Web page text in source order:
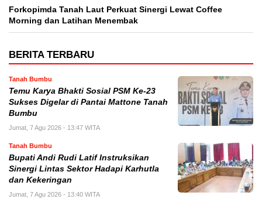
Forkopimda Tanah Laut Perkuat Sinergi Lewat Coffee
Morning dan Latihan Menembak
BERITA TERBARU
Tanah Bumbu
Temu Karya Bhakti Sosial PSM Ke-23
Sukses Digelar di Pantai Mattone Tanah
Bumbu
Jumat, 7 Agu 2026 - 13:47 WITA
Tanah Bumbu
Bupati Andi Rudi Latif Instruksikan
Sinergi Lintas Sektor Hadapi Karhutla
dan Kekeringan
Jumat, 7 Agu 2026 - 13:40 WITA